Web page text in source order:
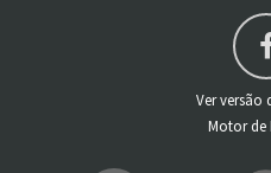
Ver versão
Motor de